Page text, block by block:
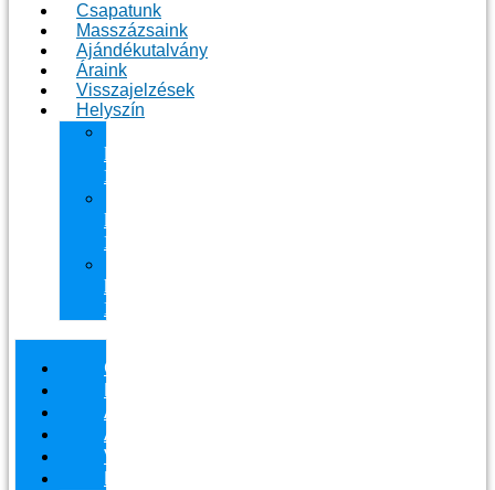
Csapatunk
Masszázsaink
Ajándékutalvány
Áraink
Visszajelzések
Helyszín
kerület
Masszázs
kerület
Masszázs
házhoz
Budapesten
Csapatunk
Masszázsaink
Ajándékutalvány
Áraink
Visszajelzések
Helyszín